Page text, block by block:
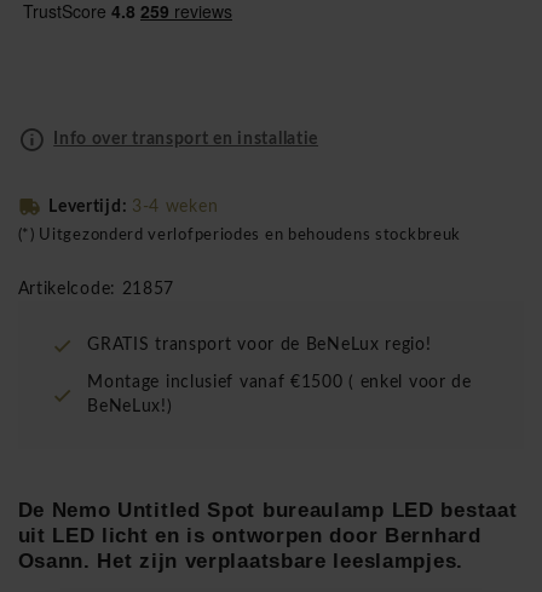
Info over transport en installatie
Levertijd: 3-4 weken
(*) Uitgezonderd verlofperiodes en behoudens stockbreuk
Artikelcode: 21857
GRATIS transport voor de BeNeLux regio!
Montage inclusief vanaf €1500 ( enkel voor de
BeNeLux!)
De Nemo Untitled Spot bureaulamp LED bestaat
uit LED licht en is ontworpen door Bernhard
Osann. Het zijn verplaatsbare leeslampjes.